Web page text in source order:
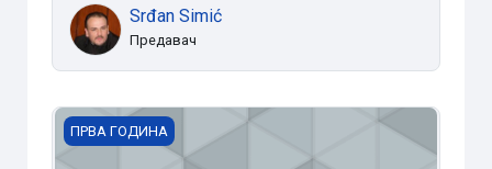
Srđan Simić
Предавач
Историја религије 1
ПРВА ГОДИНА